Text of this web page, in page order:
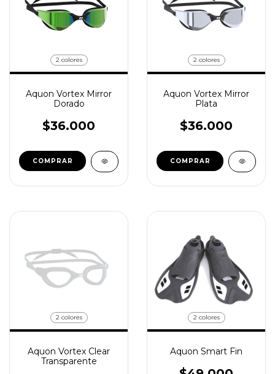
2 colores
Aquon Vortex Mirror
Dorado
$36.000
COMPRAR
2 colores
Aquon Vortex Mirror
Plata
$36.000
COMPRAR
2 colores
Aquon Vortex Clear
Transparente
2 colores
Aquon Smart Fin